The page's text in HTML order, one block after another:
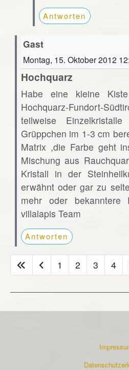
Antworten
Gast
Montag, 15. Oktober 2012
Hochquarz
Habe eine kleine
Hochquarz-Fundort-
teilweise
Grüppchen im 1-3 cm
Matrix ,die Farbe geht
Mischung aus
Kristall in der
erwähnt oder gar zu
mehr oder bekanntere
villalapis Team
Antworten
1 2 3 4